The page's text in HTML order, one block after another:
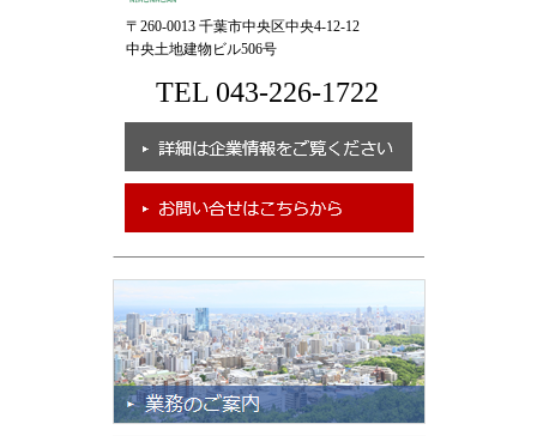
〒260-0013 千葉市中央区中央4-12-12
中央土地建物ビル506号
TEL 043-226-1722